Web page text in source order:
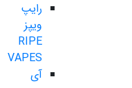
رایپ
ویپز
RIPE
VAPES
آی